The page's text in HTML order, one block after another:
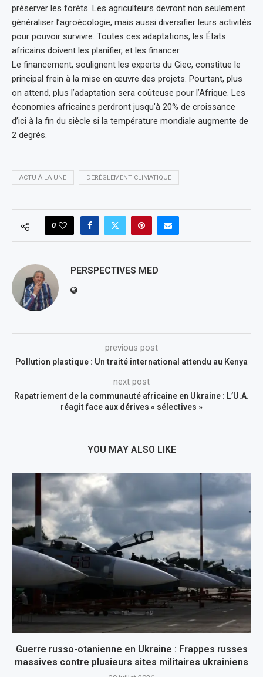
préserver les forêts. Les agriculteurs devront non seulement
généraliser l’agroécologie, mais aussi diversifier leurs activités
pour pouvoir survivre. Toutes ces adaptations, les États
africains doivent les planifier, et les financer.
Le financement, soulignent les experts du Giec, constitue le
principal frein à la mise en œuvre des projets. Pourtant, plus
on attend, plus l’adaptation sera coûteuse pour l’Afrique. Les
économies africaines perdront jusqu’à 20% de croissance
d’ici à la fin du siècle si la température mondiale augmente de
2 degrés.
ACTU À LA UNE DÉRÈGLEMENT CLIMATIQUE
0
PERSPECTIVES MED
previous post
Pollution plastique : Un traité international attendu au Kenya
next post
Rapatriement de la communauté africaine en Ukraine : L’U.A.
réagit face aux dérives « sélectives »
YOU MAY ALSO LIKE
Guerre russo-otanienne en Ukraine : Frappes russes
massives contre plusieurs sites militaires ukrainiens